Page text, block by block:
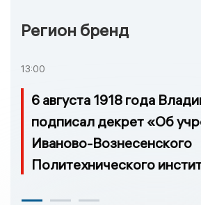
Регион бренд
13:00
6 августа 1918 года
подписал декрет «Об
Иваново-Вознесенского
Политехнического